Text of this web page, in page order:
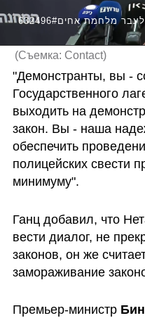
(Съемка: Contact)
"Демонстранты, вы -
Государственного
выходить на
закон. Вы - наша
обеспечить
полицейских свести
минимуму".
Ганц добавил, что
вести диалог, не
законов, он же
замораживание
Премьер-министр